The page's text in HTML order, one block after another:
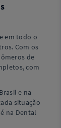
em todo o
Com os
de
com
e na
situação
na Dental